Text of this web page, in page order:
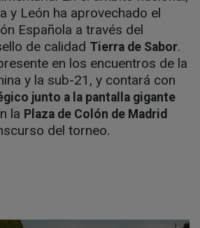
y León ha aprovechado el
Española a través del
de calidad Tierra de Sabor.
en los encuentros de la
y la sub-21, y contará con
junto a la pantalla gigante
la Plaza de Colón de Madrid
del torneo.